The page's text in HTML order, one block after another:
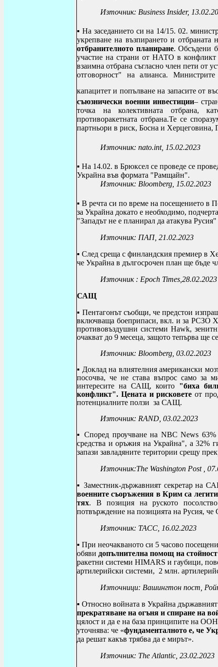
Източник: Business Insider,
▪ На заседанието си на 14/15. 02.
укрепване на възпирането и
отбранителното планиране.Обсъдени
участие на страни от НАТО в конфликт
взаимна отбрана съгласно член пети от
отговорност" на алианса.
капацитет и попълване на запасите от
съюзнически военни инвестиции–
точка на колективната отбрана,
противоракетната отбрана.Те се
партньори в риск, Босна и Херцеговина,
Източник: nato.int, 15.02.2023
▪ На 14.02. в Брюксел се проведе се
Украйна във формата "Рамщайн".
Източник: Bloomberg , 15.02.2023
▪ В речта си по време на посещението
за Украйна докато е необходимо,
"Западът не е планирал да атакува
Източник: ПАП, 21.02.2023
▪ След среща с финландския премиер в
че Украйна в дългосрочен план ще бъде
Източник: Epoch Times 28.02.2023
САЩ
▪ Пентагонът съобщи, че предстои
включваща боеприпаси, вкл. и за РСЗО
противовъздушни системи Hawk,
очакват до 9 месеца, защото тепърва ще
Източник: Bloomberg , 03.02.2023
▪ Доклад на влиятелния американски
посочва, че не става въпрос само за
интересите на САЩ, които "биха
конфликт". Цената и рисковете от
потенциалните ползи за САЩ.
Източник: RAND, 03.02.2023
▪Според проучване на NBC News 63%
средства и оръжия на Украйна", а 32%
запази завладяните територии срещу
Източник:The Washington Post,
▪ Заместник-държавният секретар на
военните съоръжения в Крим са
тях. В позиция на руското
потвърждение на позицията на Русия,
Източник: ТАСС, 16.02.2023
▪ При неочакваното си 5 часово
обяви допълнителна помощ на
ракетни системи HIMARS и гаубици,
артилерийски системи, 2 млн.
Източници: Вашингтон пост,
▪ Относно войната в Украйна
прекратяване на огъня и спиране на
цялост и да е на база принципите на
уточнява: че «фундаменталното е, че
да решат какъв трябва да е мирът».
Източник: The Atlantic , 23.02.2023